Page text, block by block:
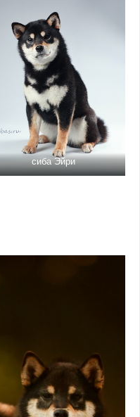
сиба Эйри